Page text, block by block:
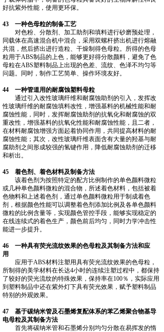
好抗紫外性能，使用更环保。
43 一种色母粒的制备工艺
对色粉、分散剂、加工助剂和填料进行砂磨预处理，
同载体在高速混合机中混合，采用双螺杆挤出机进行熔融
共混，然后挤出进行造粒、干燥制得色母粒。所得的色母
粒用于ABS制品的上色，能够更好得分散颜料，避免了色
母粒在ABS塑料制品上出现的色差、流纹、色泽不均匀等
问题。同时，制作工艺简单、操作环境友好。
44 一种管道用的耐腐蚀塑料母粒
通过引入改性玻璃纤维和耐腐蚀助剂的引入，发挥改
性玻璃纤维的耐腐蚀填料改性，增强基料的机械性能和耐
腐蚀性能，同时，发挥耐腐蚀助剂的抗氧化和耐腐蚀的双
重改性，增强基料的抗氧化性能和耐腐蚀性能，且二者，
在材料耐腐蚀增强方面起着协同作用，共同提高材料的耐
腐蚀性能；其次，改性玻璃纤维表面含有大量的羟基与耐
腐助剂之间形成较强的氢键作用，降低耐腐蚀助剂的迁移
和析出。
45 着色剂、着色材料及制备方法
该着色剂为按照特定的配方比例制作的单色颜料微粒
或几种单色颜料微粒的混合物，所述着色材料，包括被着
色物料和上述着色剂，通过单色颜料微粒用于制成着色
剂，根据颜色性能可以调整着色剂添加比例及各单色颜料
微粒的比例含量等，实现颜色管控手段，能够实现稳定的
在线连续式的着色生产，颜色前后均匀，同时力学冲击性
能进一步提升。
46 一种具有荧光流纹效果的色母粒及其制备方法和应
用
应用于ABS材料注塑用具有荧光流纹效果的色母粒，
所制得的美学材料在长达4小时的连续注塑过程中，都保持
了较好的荧光流纹的特殊效果，保持率在100％，实际应用
到塑料制品中还在紫外灯下具有荧光效果，赋予塑料制品
特别的外观效果。
47 基于碳纳米管及石墨烯复配体系的苯乙烯聚合物基导
电母粒及其制备方法
首先将碳纳米管和石墨烯分别均匀分散在易挥发的惰